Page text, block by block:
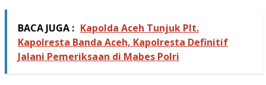
BACA JUGA : Kapolda Aceh Tunjuk Plt.
Kapolresta Banda Aceh, Kapolresta Definitif
Jalani Pemeriksaan di Mabes Polri